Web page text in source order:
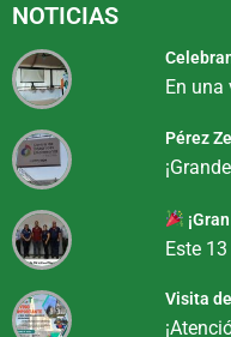
NOTICIAS
En
Pérez
Este
Visita